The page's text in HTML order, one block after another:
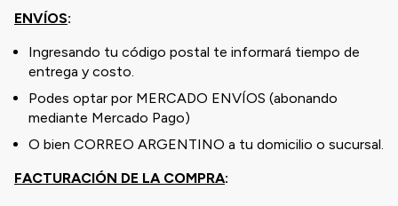
ENVÍOS:
Ingresando tu código postal te informará tiempo de
entrega y costo.
Podes optar por MERCADO ENVÍOS (abonando
mediante Mercado Pago)
O bien CORREO ARGENTINO a tu domicilio o sucursal.
FACTURACIÓN DE LA COMPRA: